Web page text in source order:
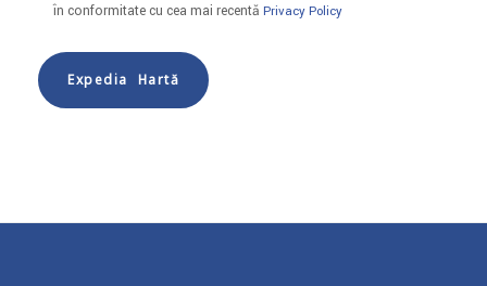
în conformitate cu cea mai recentă Privacy Policy